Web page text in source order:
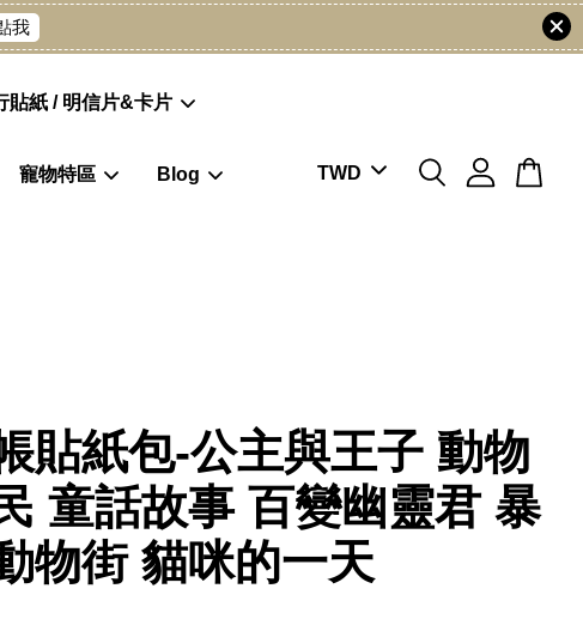
我
貼紙 / 明信片&卡片
寵物特區 Blog
貼紙包-公主與王子 動物
童話故事 百變幽靈君 暴
物街 貓咪的一天